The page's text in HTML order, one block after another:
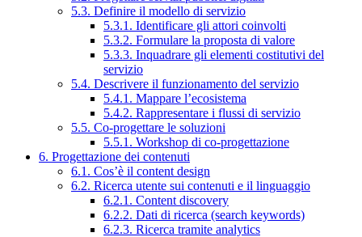
5.3. Definire il modello di servizio
5.3.1. Identificare gli attori coinvolti
5.3.2. Formulare la proposta di valore
5.3.3. Inquadrare gli elementi costitutivi del
servizio
5.4. Descrivere il funzionamento del servizio
5.4.1. Mappare l’ecosistema
5.4.2. Rappresentare i flussi di servizio
5.5. Co-progettare le soluzioni
5.5.1. Workshop di co-progettazione
6. Progettazione dei contenuti
6.1. Cos’è il content design
6.2. Ricerca utente sui contenuti e il linguaggio
6.2.1. Content discovery
6.2.2. Dati di ricerca (search keywords)
6.2.3. Ricerca tramite analytics